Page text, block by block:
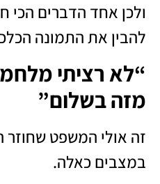
ולכן אחד הדברים הכי
להבין את התמונה
“לא רציתי
מזה בשלום”
זה אולי המשפט שחוזר
במצבים כאלה.